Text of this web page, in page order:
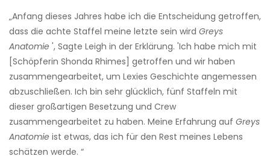
„Anfang dieses Jahres habe ich die Entscheidung getroffen,
dass die achte Staffel meine letzte sein wird Greys
Anatomie ', Sagte Leigh in der Erklärung. 'Ich habe mich mit
[Schöpferin Shonda Rhimes] getroffen und wir haben
zusammengearbeitet, um Lexies Geschichte angemessen
abzuschließen. Ich bin sehr glücklich, fünf Staffeln mit
dieser großartigen Besetzung und Crew
zusammengearbeitet zu haben. Meine Erfahrung auf Greys
Anatomie ist etwas, das ich für den Rest meines Lebens
schätzen werde. “